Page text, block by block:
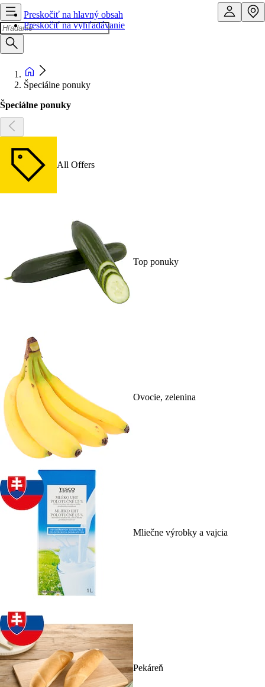
Preskočiť na hlavný obsah
Preskočiť na vyhľadávanie
Špeciálne ponuky
Špeciálne ponuky
All Offers
Top ponuky
Ovocie, zelenina
Mliečne výrobky a vajcia
Pekáreň